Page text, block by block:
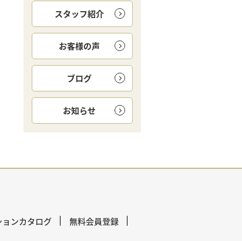
スタッフ紹介
お客様の声
ブログ
お知らせ
ョンカタログ
無料会員登録